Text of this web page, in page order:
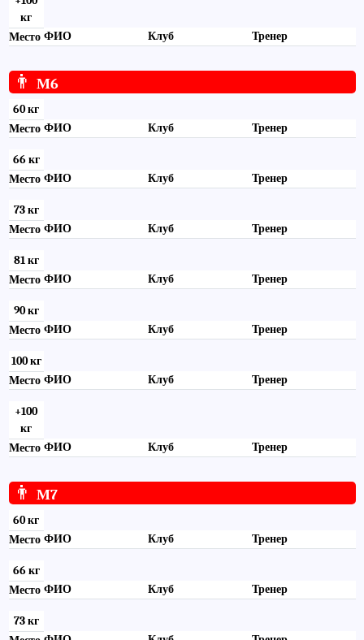
кг
Место ФИО Клуб Тренер
👨 М6
60 кг
Место ФИО Клуб Тренер
66 кг
Место ФИО Клуб Тренер
73 кг
Место ФИО Клуб Тренер
81 кг
Место ФИО Клуб Тренер
90 кг
Место ФИО Клуб Тренер
100 кг
Место ФИО Клуб Тренер
+100
кг
Место ФИО Клуб Тренер
👨 М7
60 кг
Место ФИО Клуб Тренер
66 кг
Место ФИО Клуб Тренер
73 кг